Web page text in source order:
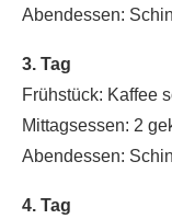
Abendessen:
3. Tag
Frühstück: Kaffee
Mittagsessen: 2
Abendessen:
4. Tag